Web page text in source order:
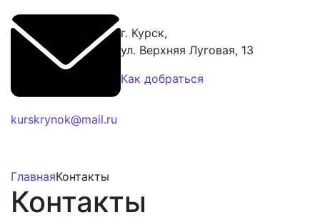
kurskrynok@mail.ru
г. Курск,
ул. Верхняя Луговая, 13
Как добраться
ГлавнаяКонтакты
Контакты